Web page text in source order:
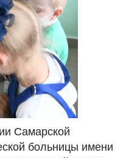
Самарской
больницы имени